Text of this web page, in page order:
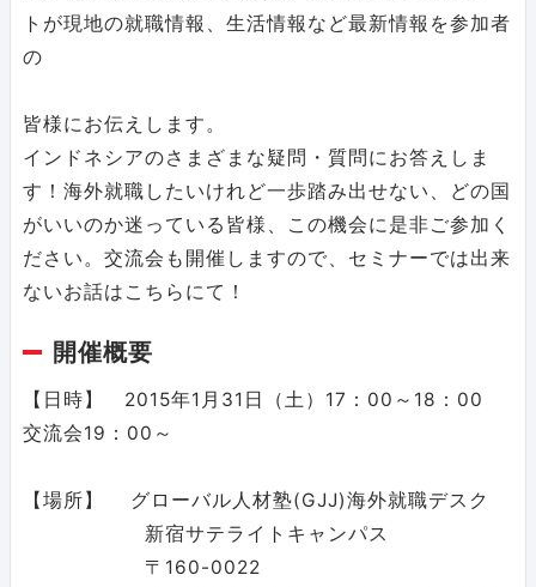
トが現地の就職情報、生活情報など最新情報を参加者
の
皆様にお伝えします。
インドネシアのさまざまな疑問・質問にお答えしま
す！海外就職したいけれど一歩踏み出せない、どの国
がいいのか迷っている皆様、この機会に是非ご参加く
ださい。交流会も開催しますので、セミナーでは出来
ないお話はこちらにて！
開催概要
【日時】 2015年1月31日（土）17：00～18：00
交流会19：00～
【場所】 グローバル人材塾(GJJ)海外就職デスク
新宿サテライトキャンパス
〒160-0022